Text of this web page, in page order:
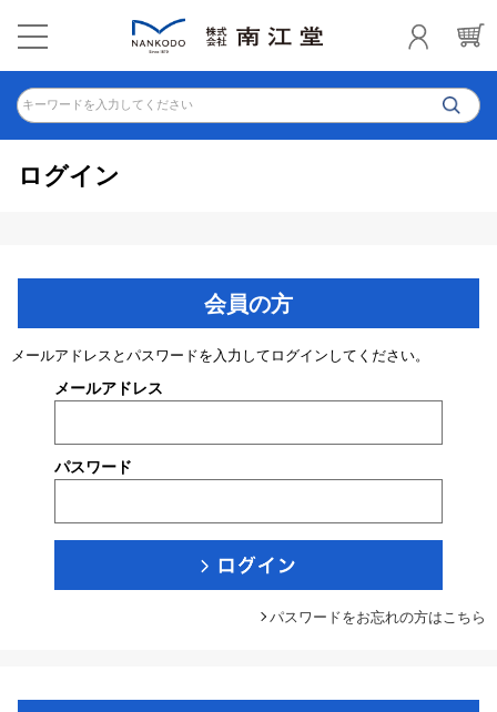
キーワードを入力してください
ログイン
会員の方
メールアドレスとパスワードを入力してログインしてください。
メールアドレス
パスワード
パスワードをお忘れの方はこちら